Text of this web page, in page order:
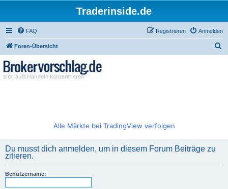
Traderinside.de
FAQ Anmelden
Registrieren
Foren-Übersicht
Alle Märkte bei TradingView verfolgen
Du musst dich anmelden, um in diesem Forum Beiträge zu
zitieren.
Benutzername: